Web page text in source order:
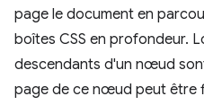
page le document en
boîtes CSS en profondeur.
descendants d'un nœud
page de ce nœud peut être